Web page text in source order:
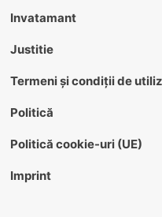
Invatamant
Justitie
Termeni și condiții de
Politică
Politică cookie-uri (UE)
Imprint